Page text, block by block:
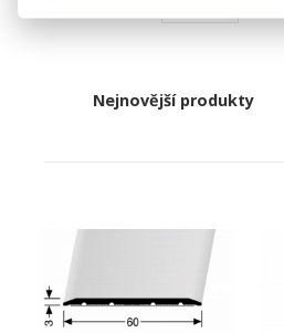
Nejnovější produkty